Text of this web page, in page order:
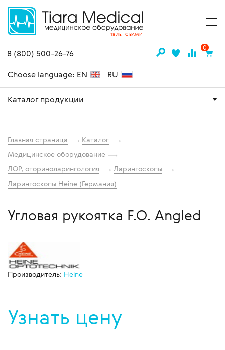
18 ЛЕТ С ВАМИ
8 (800) 500-26-76
0
Choose language: EN RU
Каталог продукции
Главная страница
Каталог
Медицинское оборудование
ЛОР, оториноларингология
Ларингоскопы
Ларингоскопы Heine (Германия)
Угловая рукоятка F.O. Angled
Производитель: Heine
Узнать цену